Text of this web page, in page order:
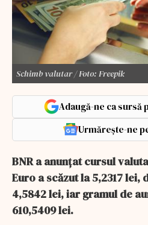
Schimb valutar / Foto: Freepik
Adaugă-ne ca sursă
Urmărește-ne
BNR a anunțat cursul
Euro a scăzut la 5,2317
4,5842 lei, iar gramul de
610,5409 lei.